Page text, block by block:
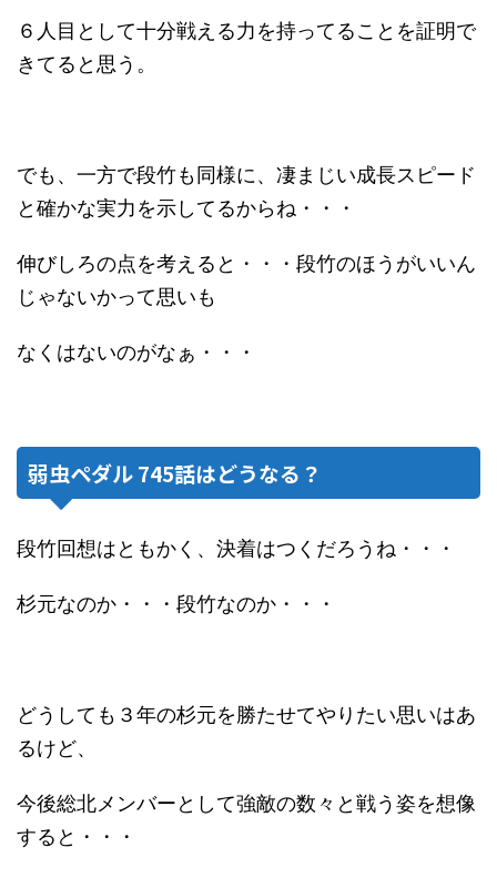
６人目として十分戦える力を持ってることを証明で
きてると思う。
でも、一方で段竹も同様に、凄まじい成長スピード
と確かな実力を示してるからね・・・
伸びしろの点を考えると・・・段竹のほうがいいん
じゃないかって思いも
なくはないのがなぁ・・・
弱虫ペダル 745話はどうなる？
段竹回想はともかく、決着はつくだろうね・・・
杉元なのか・・・段竹なのか・・・
どうしても３年の杉元を勝たせてやりたい思いはあ
るけど、
今後総北メンバーとして強敵の数々と戦う姿を想像
すると・・・